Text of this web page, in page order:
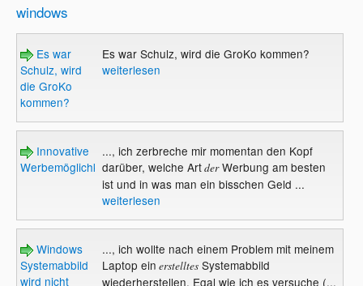
windows
Es war
Schulz, wird
die GroKo
kommen?
Es war Schulz, wird die GroKo kommen?
weiterlesen
Innovative
Werbemöglichkeiten
..., ich zerbreche mir momentan den Kopf
darüber, welche ArtderWerbung am besten
ist und in was man ein bisschen Geld ...
weiterlesen
Windows
Systemabbild
wird nicht
..., ich wollte nach einem Problem mit meinem
Laptop ein erstelltesSystemabbild
wiederherstellen. Egal wie ich es versuche (...